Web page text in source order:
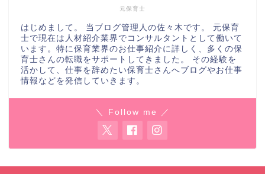
元保育士
はじめまして。 当ブログ管理人の佐々木です。 元保育
士で現在は人材紹介業界でコンサルタントとして働いて
います。特に保育業界のお仕事紹介に詳しく、多くの保
育士さんの転職をサポートしてきました。 その経験を
活かして、仕事を辞めたい保育士さんへブログやお仕事
情報などを発信していきます。
＼ Follow me ／